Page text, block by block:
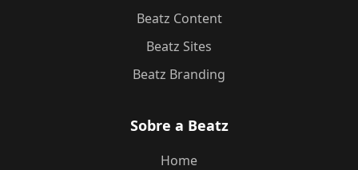
Beatz Content
Beatz Sites
Beatz Branding
Sobre a Beatz
Home